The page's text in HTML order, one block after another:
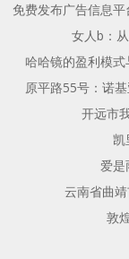
免费发布广告信息
女人b：
哈哈镜的盈利模
原平路55号：诺
开远市
凯
爱是
云南省曲
敦